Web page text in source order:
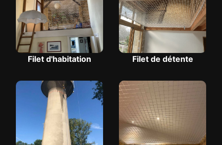
Filet d'habitation Filet de détente